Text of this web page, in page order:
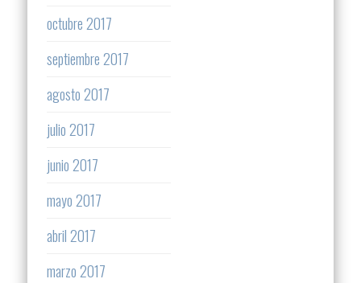
octubre 2017
septiembre 2017
agosto 2017
julio 2017
junio 2017
mayo 2017
abril 2017
marzo 2017